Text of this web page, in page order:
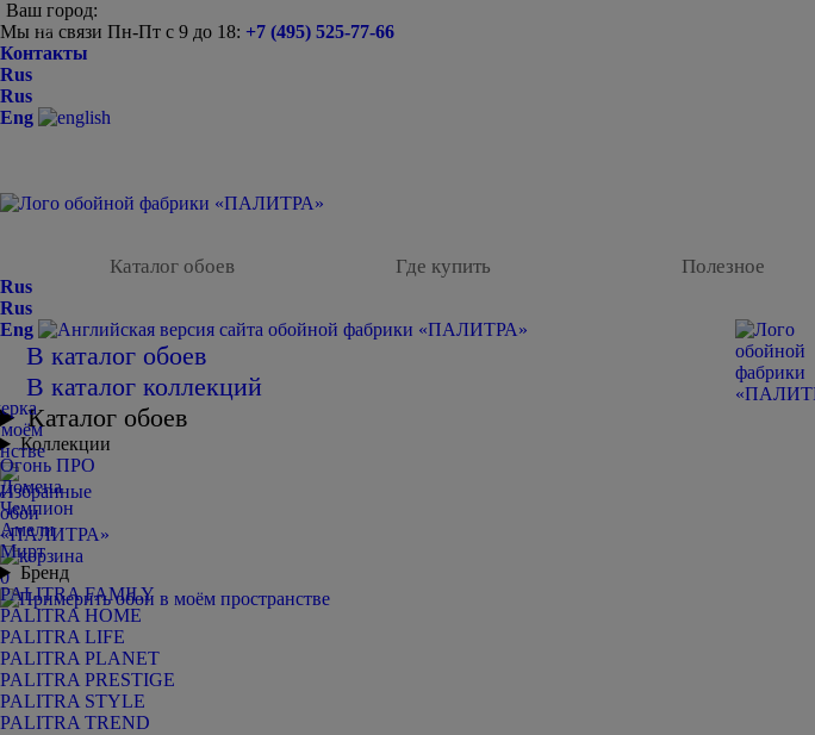
Ваш город:
Мы на связи Пн-Пт с 9 до 18: +7 (495) 525-77-66
Контакты
Rus
Rus
Eng
Каталог обоев Где купить Полезное
0
Rus
Rus
Eng
В каталог обоев
В каталог коллекций
Каталог обоев
Коллекции
Огонь ПРО
Домена
Чемпион
Амели
Мирт
Бренд
PALITRA FAMILY
PALITRA HOME
PALITRA LIFE
PALITRA PLANET
PALITRA PRESTIGE
PALITRA STYLE
PALITRA TREND
-